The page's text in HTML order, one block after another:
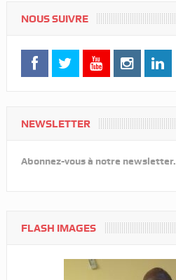
NOUS SUIVRE
NEWSLETTER
Abonnez-vous à notre newsletter.
FLASH IMAGES